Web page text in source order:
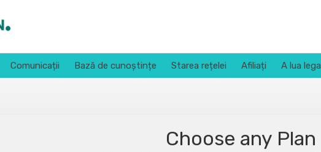
Comunicații Bază de cunoștințe Starea rețelei Afiliați A lua
Choose any Plan